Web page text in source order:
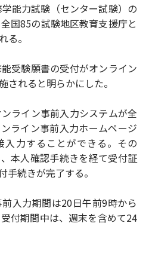
能力試験（センター試験）の
国85の試験地区教育支援庁と
る。
受験願書の受付がオンライン
されると明らかにした。
ライン事前入力システムが全
ライン事前入力ホームページ
入力することができる。その
本人確認手続きを経て受付証
手続きが完了する。
入力期間は20日午前9時から
付期間中は、週末を含めて24